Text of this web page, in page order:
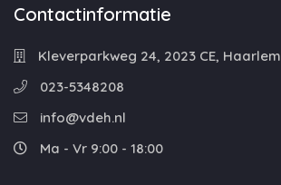
Contactinformatie
Kleverparkweg 24, 2023 CE, Haarlem
023-5348208
info@vdeh.nl
Ma - Vr 9:00 - 18:00